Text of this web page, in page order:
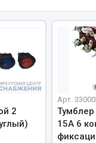
салона,
2
Арт.
15А 6